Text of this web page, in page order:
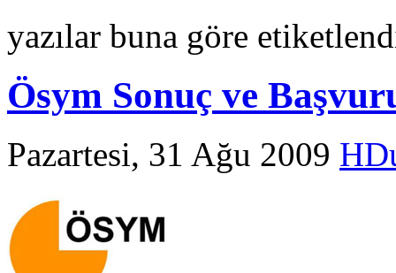
yazılar buna göre
Ösym Sonuç ve
Pazartesi, 31 Ağu 2009